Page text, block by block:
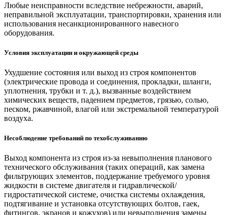
Любые неисправности вследствие небрежности, аварий,
неправильной эксплуатации, транспортировки, хранения или
использования несанкционированного навесного
оборудования.
Условия эксплуатации и окружающей среды
Ухудшение состояния или выход из строя компонентов
(электрические провода и соединения, прокладки, шланги,
уплотнения, трубки и т. д.), вызванные воздействием
химических веществ, падением предметов, грязью, солью,
песком, ржавчиной, влагой или экстремальной температурой
воздуха.
Несоблюдение требований по техобслуживанию
Выход компонента из строя из-за невыполнения планового
технического обслуживания (таких операций, как замена
фильтрующих элементов, поддержание требуемого уровня
жидкости в системе двигателя и гидравлической/
гидростатической системе, очистка системы охлаждения,
подтягивание и установка отсутствующих болтов, гаек,
фитингов, экранов и кожухов) или невыполнения замены